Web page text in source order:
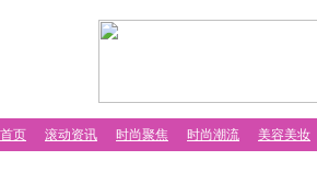
页 滚动资讯 时尚聚焦 时尚潮流 美容美妆